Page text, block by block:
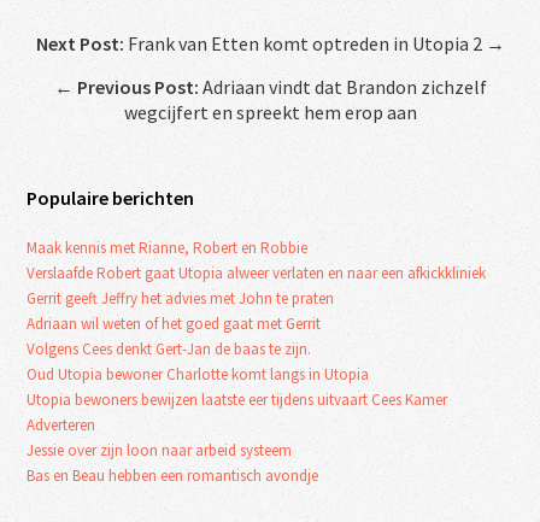
Next Post: Frank van Etten komt optreden in Utopia 2 →
← Previous Post: Adriaan vindt dat Brandon zichzelf
wegcijfert en spreekt hem erop aan
Populaire berichten
Maak kennis met Rianne, Robert en Robbie
Verslaafde Robert gaat Utopia alweer verlaten en naar een afkickkliniek
Gerrit geeft Jeffry het advies met John te praten
Adriaan wil weten of het goed gaat met Gerrit
Volgens Cees denkt Gert-Jan de baas te zijn.
Oud Utopia bewoner Charlotte komt langs in Utopia
Utopia bewoners bewijzen laatste eer tijdens uitvaart Cees Kamer
Adverteren
Jessie over zijn loon naar arbeid systeem
Bas en Beau hebben een romantisch avondje